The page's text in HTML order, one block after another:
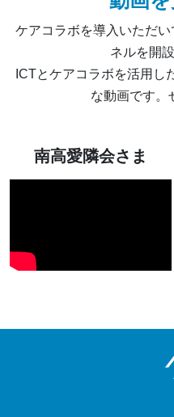
ケアコラボを導入いただ
ネルを開
ICTとケアコラボを活用し
な動画です。
南高愛隣会さま